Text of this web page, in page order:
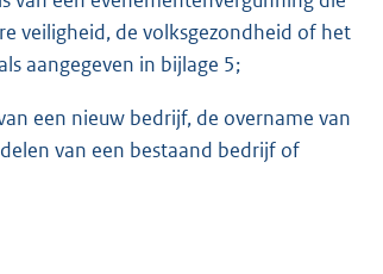
veiligheid, de volksgezondheid of het
aangegeven in bijlage 5;
een nieuw bedrijf, de overname van
van een bestaand bedrijf of